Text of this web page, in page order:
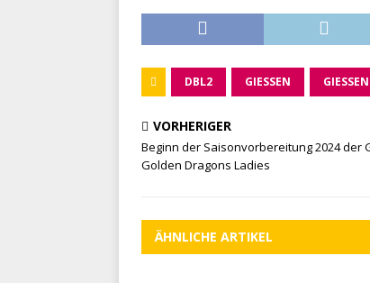
DBL2 GIESSEN
VORHERIGER
Beginn der Saisonvorbereitung 2024 der
Golden Dragons Ladies
ÄHNLICHE ARTIKEL